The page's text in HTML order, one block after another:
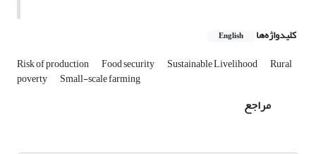
کلیدواژه‌ها English
Risk of production Food security Sustainable Livelihood Rural
poverty Small-scale farming
مراجع